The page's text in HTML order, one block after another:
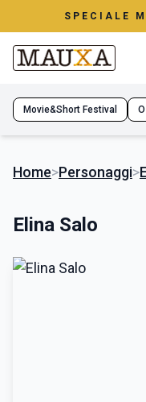
SPECIALE
Movie&Short Festival
Home>Personaggi>
Elina Salo